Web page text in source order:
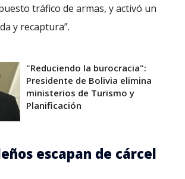
tráfico de armas, y activó un
y recaptura”.
"Reduciendo la burocracia":
Presidente de Bolivia elimina
ministerios de Turismo y
Planificación
escapan de cárcel